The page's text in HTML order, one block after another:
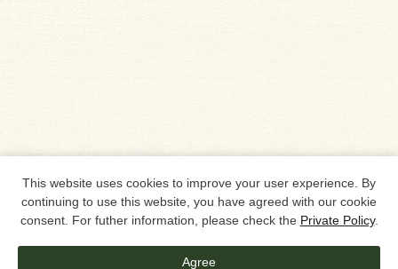
This website uses cookies to improve your user experience. By
continuing to use this website, you have agreed with our cookie
consent. For futher information, please check the Private Policy.
Agree